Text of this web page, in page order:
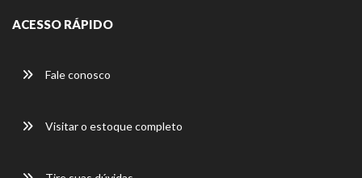
ACESSO RÁPIDO
Fale conosco
Visitar o estoque completo